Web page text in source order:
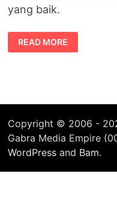
yang baik.
TIP
BLOGGING
:
READ MORE
Copyright © 2006 -
Gabra Media Empire
WordPress and Bam.